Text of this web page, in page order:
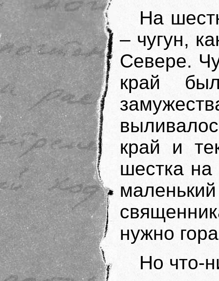
На
– чугун,
Севере.
край
край и
шестка на
нужно
Но что-